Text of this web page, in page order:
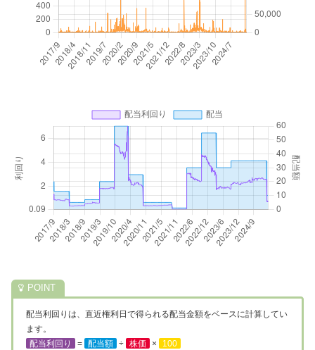
配当利回りは、直近権利日で得られる配当金額をベースに計算してい
ます。
配当利回り
= 配当額 ÷ 株価 ×
100